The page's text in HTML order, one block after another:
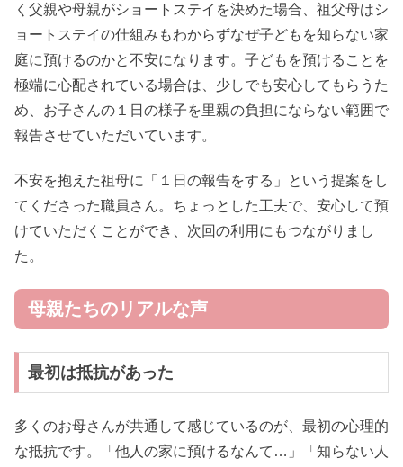
く父親や母親がショートステイを決めた場合、祖父母はシ
ョートステイの仕組みもわからずなぜ子どもを知らない家
庭に預けるのかと不安になります。子どもを預けることを
極端に心配されている場合は、少しでも安心してもらうた
め、お子さんの１日の様子を里親の負担にならない範囲で
報告させていただいています。
不安を抱えた祖母に「１日の報告をする」という提案をし
てくださった職員さん。ちょっとした工夫で、安心して預
けていただくことができ、次回の利用にもつながりまし
た。
母親たちのリアルな声
最初は抵抗があった
多くのお母さんが共通して感じているのが、最初の心理的
な抵抗です。「他人の家に預けるなんて…」「知らない人